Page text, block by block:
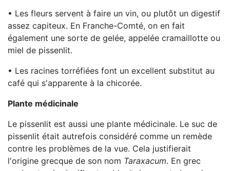
• Les fleurs servent à faire un vin, ou plutôt un digestif
assez capiteux. En Franche-Comté, on en fait
également une sorte de gelée, appelée cramaillotte ou
miel de pissenlit.
• Les racines torréfiées font un excellent substitut au
café qui s'apparente à la chicorée.
Plante médicinale
Le pissenlit est aussi une plante médicinale. Le suc de
pissenlit était autrefois considéré comme un remède
contre les problèmes de la vue. Cela justifierait
l'origine grecque de son nom Taraxacum. En grec